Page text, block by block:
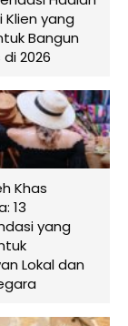
Klien yang
Bangun
2026
Khas
13
yang
Lokal dan